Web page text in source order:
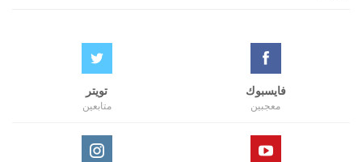
فايسبوك
معجبين
تويتر
متابعين